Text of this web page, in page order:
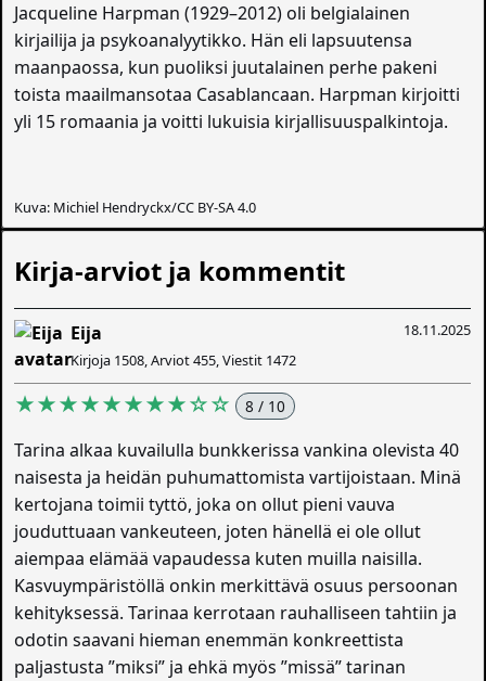
Jacqueline Harpman (1929–2012) oli belgialainen
kirjailija ja psykoanalyytikko. Hän eli lapsuutensa
maanpaossa, kun puoliksi juutalainen perhe pakeni
toista maailmansotaa Casablancaan. Harpman kirjoitti
yli 15 romaania ja voitti lukuisia kirjallisuuspalkintoja.
Kuva: Michiel Hendryckx/CC BY-SA 4.0
Kirja-arviot ja kommentit
18.11.2025
Eija
Kirjoja 1508, Arviot 455, Viestit 1472
★★★★★★★★☆☆ 8 / 10
Tarina alkaa kuvailulla bunkkerissa vankina olevista 40
naisesta ja heidän puhumattomista vartijoistaan. Minä
kertojana toimii tyttö, joka on ollut pieni vauva
jouduttuaan vankeuteen, joten hänellä ei ole ollut
aiempaa elämää vapaudessa kuten muilla naisilla.
Kasvuympäristöllä onkin merkittävä osuus persoonan
kehityksessä. Tarinaa kerrotaan rauhalliseen tahtiin ja
odotin saavani hieman enemmän konkreettista
paljastusta ”miksi” ja ehkä myös ”missä” tarinan